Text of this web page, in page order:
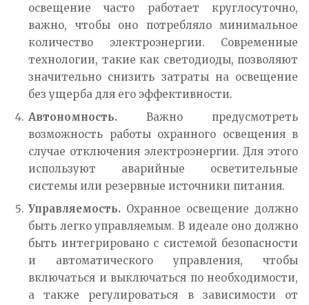
освещение часто работает круглосуточно,
важно, чтобы оно потребляло минимальное
количество электроэнергии. Современные
технологии, такие как светодиоды, позволяют
значительно снизить затраты на освещение
без ущерба для его эффективности.
Автономность. Важно предусмотреть
возможность работы охранного освещения в
случае отключения электроэнергии. Для этого
используют аварийные осветительные
системы или резервные источники питания.
Управляемость. Охранное освещение должно
быть легко управляемым. В идеале оно должно
быть интегрировано с системой безопасности
и автоматического управления, чтобы
включаться и выключаться по необходимости,
а также регулироваться в зависимости от